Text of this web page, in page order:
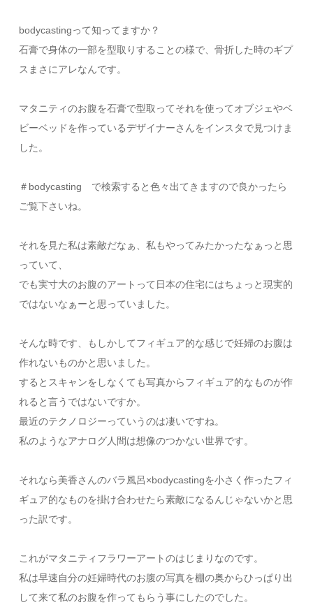
bodycastingって知ってますか？
石膏で身体の一部を型取りすることの様で、骨折した時のギプ
スまさにアレなんです。
マタニティのお腹を石膏で型取ってそれを使ってオブジェやベ
ビーベッドを作っているデザイナーさんをインスタで見つけま
した。
＃bodycasting で検索すると色々出てきますので良かったら
ご覧下さいね。
それを見た私は素敵だなぁ、私もやってみたかったなぁっと思
っていて、
でも実寸大のお腹のアートって日本の住宅にはちょっと現実的
ではないなぁーと思っていました。
そんな時です、もしかしてフィギュア的な感じで妊婦のお腹は
作れないものかと思いました。
するとスキャンをしなくても写真からフィギュア的なものが作
れると言うではないですか。
最近のテクノロジーっていうのは凄いですね。
私のようなアナログ人間は想像のつかない世界です。
それなら美香さんのバラ風呂×bodycastingを小さく作ったフィ
ギュア的なものを掛け合わせたら素敵になるんじゃないかと思
った訳です。
これがマタニティフラワーアートのはじまりなのです。
私は早速自分の妊婦時代のお腹の写真を棚の奥からひっぱり出
して来て私のお腹を作ってもらう事にしたのでした。